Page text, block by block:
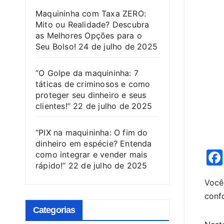
Maquininha com Taxa ZERO:
Mito ou Realidade? Descubra
as Melhores Opções para o
Seu Bolso! 24 de julho de 2025
“O Golpe da maquininha: 7
táticas de criminosos e como
proteger seu dinheiro e seus
clientes!” 22 de julho de 2025
“PIX na maquininha: O fim do
dinheiro em espécie? Entenda
como integrar e vender mais
rápido!” 22 de julho de 2025
Categorias